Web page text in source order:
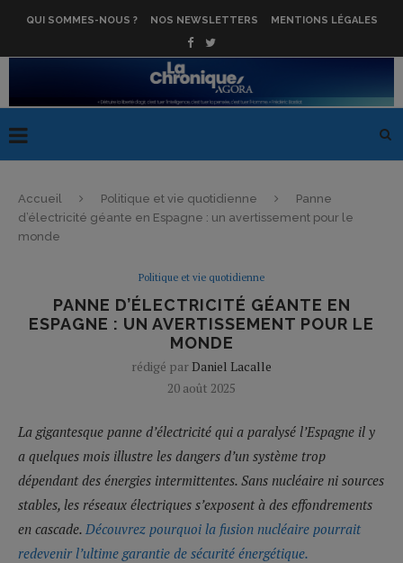
QUI SOMMES-NOUS ? NOS NEWSLETTERS MENTIONS LÉGALES
Accueil Politique et vie quotidienne
Panne
d’électricité géante en Espagne : un avertissement pour le
monde
Politique et vie quotidienne
PANNE D’ÉLECTRICITÉ GÉANTE EN
ESPAGNE : UN AVERTISSEMENT POUR LE
MONDE
rédigé parDaniel Lacalle
20 août 2025
La gigantesque panne d’électricité qui a paralysé l’Espagne il y
a quelques mois illustre les dangers d’un système trop
dépendant des énergies intermittentes. Sans nucléaire ni sources
stables, les réseaux électriques s’exposent à des effondrements
en cascade. Découvrez pourquoi la fusion nucléaire pourrait
redevenir l’ultime garantie de sécurité énergétique.